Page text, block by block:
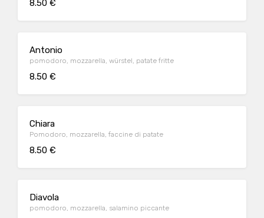
8.50 €
Antonio
pomodoro, mozzarella, würstel, patate fritte
8.50 €
Chiara
Pomodoro, mozzarella, faccine di patate
8.50 €
Diavola
pomodoro, mozzarella, salamino piccante